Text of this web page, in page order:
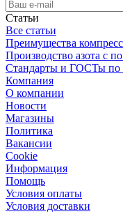
Статьи
Все статьи
Преимущества
Производство азота с
Стандарты и ГОСТы по
Компания
О компании
Новости
Магазины
Политика
Вакансии
Сookie
Информация
Помощь
Условия оплаты
Условия доставки